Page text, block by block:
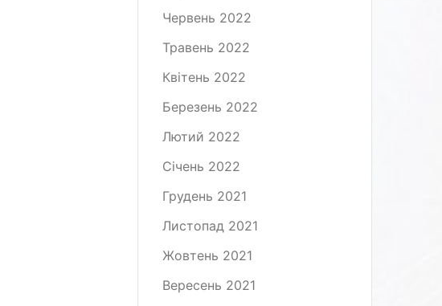
Червень 2022
Травень 2022
Квітень 2022
Березень 2022
Лютий 2022
Січень 2022
Грудень 2021
Листопад 2021
Жовтень 2021
Вересень 2021